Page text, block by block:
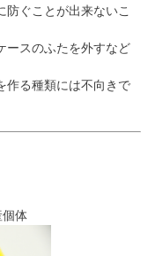
防ぐことが出来ないこ
ースのふたを外すなど
作る種類には不向きで
個体